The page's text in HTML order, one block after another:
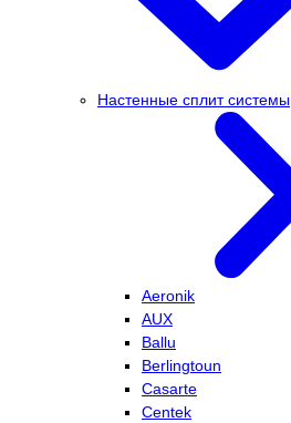
Настенные сплит системы
Aeronik
AUX
Ballu
Berlingtoun
Casarte
Centek